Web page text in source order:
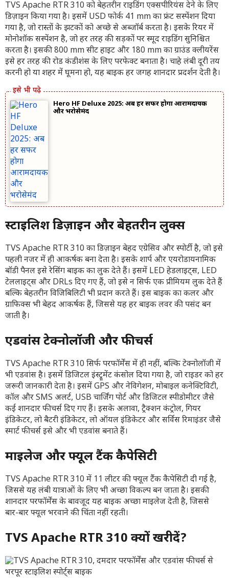
TVS Apache RTR 310 को बेहतरीन राइडिंग एक्सपीरियंस देने के लिए
डिज़ाइन किया गया है। इसमें USD फोर्क 41 mm का फ्रंट सस्पेंशन दिया
गया है, जो रास्तों के झटकों को अच्छे से अब्जॉर्ब करता है। इसके रियर में
मोनोशॉक सस्पेंशन है, जो हर तरह की सड़कों पर स्मूद राइडिंग सुनिश्चित
करता है। इसकी 800 mm सीट हाइट और 180 mm का ग्राउंड क्लीयरेंस
इसे हर तरह की रोड कंडीशंस के लिए परफेक्ट बनाता है। चाहे लंबी दूरी तय
करनी हो या शहर में घूमना हो, यह बाइक हर जगह शानदार प्रदर्शन देती है।
Hero HF Deluxe 2025: अब हर सफर होगा आरामदायक
और भरोसेमंद
स्टाइलिश डिज़ाइन और बेहतरीन लुक्स
TVS Apache RTR 310 का डिज़ाइन बेहद एग्रेसिव और स्पोर्टी है, जो इसे
पहली नजर में ही आकर्षक बना देता है। इसके शार्प और एयरोडायनामिक
बॉडी पैनल इसे रेसिंग बाइक का लुक देते हैं। इसमें LED हेडलाइट्स, LED
टेललाइट्स और DRLs दिए गए हैं, जो इसे न सिर्फ एक प्रीमियम लुक देते हैं
बल्कि बेहतरीन विजिबिलिटी भी प्रदान करते हैं। इस बाइक का कलर और
ग्राफिक्स भी बेहद आकर्षक हैं, जिससे यह हर बाइक लवर की पसंद बन
जाती है।
एडवांस टेक्नोलॉजी और फीचर्स
TVS Apache RTR 310 सिर्फ परफॉर्मेंस में ही नहीं, बल्कि टेक्नोलॉजी में
भी एडवांस है। इसमें डिजिटल इंस्ट्रूमेंट कंसोल दिया गया है, जो राइडर को हर
जरूरी जानकारी देता है। इसमें GPS और नेविगेशन, मोबाइल कनेक्टिविटी,
कॉल और SMS अलर्ट, USB चार्जिंग पोर्ट और डिजिटल स्पीडोमीटर जैसे
कई शानदार फीचर्स दिए गए हैं। इसके अलावा, ट्रैक्शन कंट्रोल, गियर
इंडिकेटर, लो बैटरी इंडिकेटर, लो ऑयल इंडिकेटर और सर्विस रिमाइंडर जैसे
स्मार्ट फीचर्स इसे और भी एडवांस बनाते हैं।
माइलेज और फ्यूल टैंक कैपेसिटी
TVS Apache RTR 310 में 11 लीटर की फ्यूल टैंक कैपेसिटी दी गई है,
जिससे यह लंबी यात्राओं के लिए भी अच्छा विकल्प बन जाता है। इसकी
शानदार परफॉर्मेंस के बावजूद यह बाइक अच्छा माइलेज देती है, जिससे
बार-बार फ्यूल भरवाने की चिंता नहीं रहती।
TVS Apache RTR 310 क्यों खरीदें?